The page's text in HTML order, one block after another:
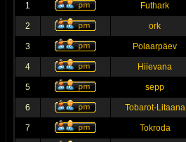
1
Futhark
2 ork
3 Polaarpäev
4 Hiievana
5 sepp
6 Tobarot-Litaana
7 Tokroda